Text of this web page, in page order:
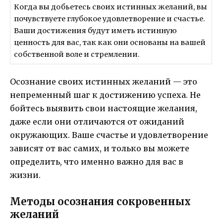
Когда вы добьетесь своих истинных желаний, вы
почувствуете глубокое удовлетворение и счастье.
Ваши достижения будут иметь истинную
ценность для вас, так как они основаны на вашей
собственной воле и стремлении.
Осознание своих истинных желаний — это
непременный шаг к достижению успеха. Не
бойтесь выявить свои настоящие желания,
даже если они отличаются от ожиданий
окружающих. Ваше счастье и удовлетворение
зависят от вас самих, и только вы можете
определить, что именно важно для вас в
жизни.
Методы осознания сокровенных
желаний